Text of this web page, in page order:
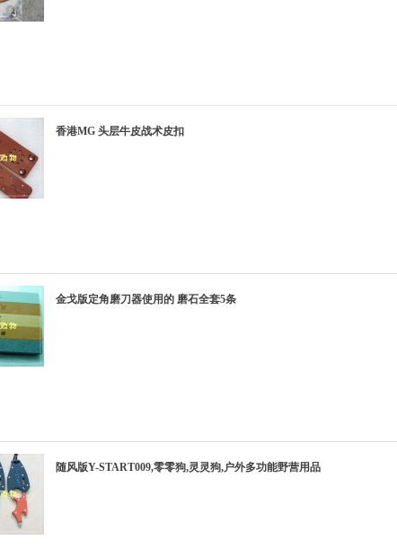
香港MG 头层牛皮战术皮扣
金戈版定角磨刀器使用的 磨石全套5条
随风版Y-START009,零零狗,灵灵狗,户外多功能野营用品